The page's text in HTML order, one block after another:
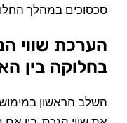
סכסוכים במהלך
הערכת שווי
בחלוקה בין
השלב הראשון